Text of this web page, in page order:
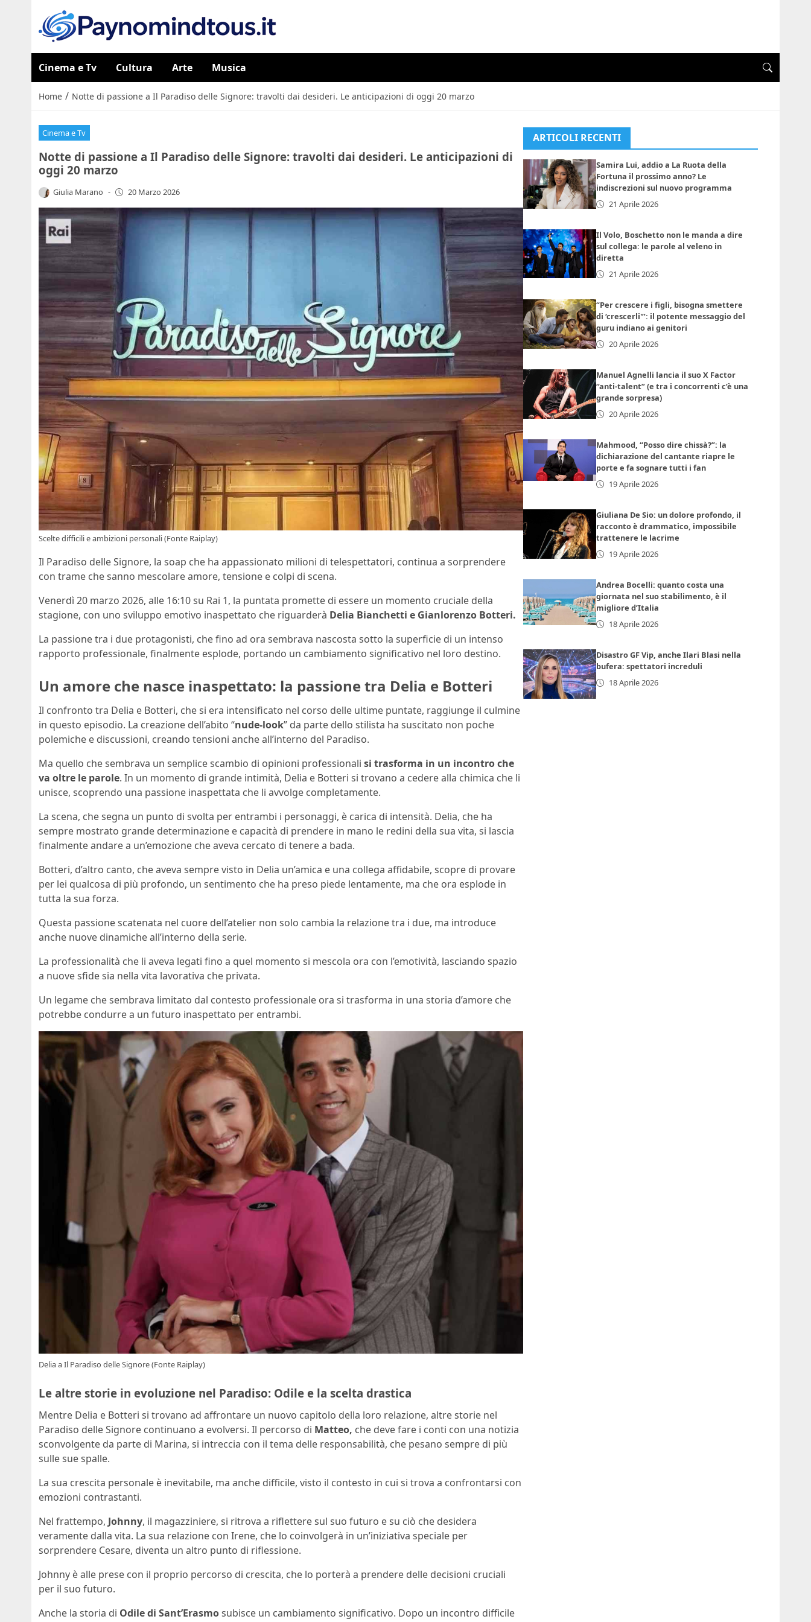
Cinema e Tv Cultura Arte Musica
Home / Notte di passione a Il Paradiso delle Signore: travolti dai desideri. Le anticipazioni di oggi 20 marzo
Cinema e Tv
Notte di passione a Il Paradiso delle Signore: travolti dai desideri. Le anticipazioni di
oggi 20 marzo
Giulia Marano - 20 Marzo 2026
Scelte difficili e ambizioni personali (Fonte Raiplay)
Il Paradiso delle Signore, la soap che ha appassionato milioni di telespettatori, continua a sorprendere
con trame che sanno mescolare amore, tensione e colpi di scena.
Venerdì 20 marzo 2026, alle 16:10 su Rai 1, la puntata promette di essere un momento cruciale della
stagione, con uno sviluppo emotivo inaspettato che riguarderà Delia Bianchetti e Gianlorenzo Botteri.
La passione tra i due protagonisti, che fino ad ora sembrava nascosta sotto la superficie di un intenso
rapporto professionale, finalmente esplode, portando un cambiamento significativo nel loro destino.
Un amore che nasce inaspettato: la passione tra Delia e Botteri
Il confronto tra Delia e Botteri, che si era intensificato nel corso delle ultime puntate, raggiunge il culmine
in questo episodio. La creazione dell’abito “nude-look” da parte dello stilista ha suscitato non poche
polemiche e discussioni, creando tensioni anche all’interno del Paradiso.
Ma quello che sembrava un semplice scambio di opinioni professionali si trasforma in un incontro che
va oltre le parole. In un momento di grande intimità, Delia e Botteri si trovano a cedere alla chimica che li
unisce, scoprendo una passione inaspettata che li avvolge completamente.
La scena, che segna un punto di svolta per entrambi i personaggi, è carica di intensità. Delia, che ha
sempre mostrato grande determinazione e capacità di prendere in mano le redini della sua vita, si lascia
finalmente andare a un’emozione che aveva cercato di tenere a bada.
Botteri, d’altro canto, che aveva sempre visto in Delia un’amica e una collega affidabile, scopre di provare
per lei qualcosa di più profondo, un sentimento che ha preso piede lentamente, ma che ora esplode in
tutta la sua forza.
Questa passione scatenata nel cuore dell’atelier non solo cambia la relazione tra i due, ma introduce
anche nuove dinamiche all’interno della serie.
La professionalità che li aveva legati fino a quel momento si mescola ora con l’emotività, lasciando spazio
a nuove sfide sia nella vita lavorativa che privata.
Un legame che sembrava limitato dal contesto professionale ora si trasforma in una storia d’amore che
potrebbe condurre a un futuro inaspettato per entrambi.
Delia a Il Paradiso delle Signore (Fonte Raiplay)
Le altre storie in evoluzione nel Paradiso: Odile e la scelta drastica
Mentre Delia e Botteri si trovano ad affrontare un nuovo capitolo della loro relazione, altre storie nel
Paradiso delle Signore continuano a evolversi. Il percorso di Matteo, che deve fare i conti con una notizia
sconvolgente da parte di Marina, si intreccia con il tema delle responsabilità, che pesano sempre di più
sulle sue spalle.
La sua crescita personale è inevitabile, ma anche difficile, visto il contesto in cui si trova a confrontarsi con
emozioni contrastanti.
Nel frattempo, Johnny, il magazziniere, si ritrova a riflettere sul suo futuro e su ciò che desidera
veramente dalla vita. La sua relazione con Irene, che lo coinvolgerà in un’iniziativa speciale per
sorprendere Cesare, diventa un altro punto di riflessione.
Johnny è alle prese con il proprio percorso di crescita, che lo porterà a prendere delle decisioni cruciali
per il suo futuro.
Anche la storia di Odile di Sant’Erasmosubisce un cambiamento significativo. Dopo un incontro difficile
ARTICOLI RECENTI
Samira Lui, addio a La Ruota della
Fortuna il prossimo anno? Le
indiscrezioni sul nuovo programma
21 Aprile 2026
Il Volo, Boschetto non le manda a dire
sul collega: le parole al veleno in
diretta
21 Aprile 2026
“Per crescere i figli, bisogna smettere
di ‘crescerli'”: il potente messaggio del
guru indiano ai genitori
20 Aprile 2026
Manuel Agnelli lancia il suo X Factor
“anti-talent” (e tra i concorrenti c’è una
grande sorpresa)
20 Aprile 2026
Mahmood, “Posso dire chissà?”: la
dichiarazione del cantante riapre le
porte e fa sognare tutti i fan
19 Aprile 2026
Giuliana De Sio: un dolore profondo, il
racconto è drammatico, impossibile
trattenere le lacrime
19 Aprile 2026
Andrea Bocelli: quanto costa una
giornata nel suo stabilimento, è il
migliore d’Italia
18 Aprile 2026
Disastro GF Vip, anche Ilari Blasi nella
bufera: spettatori increduli
18 Aprile 2026